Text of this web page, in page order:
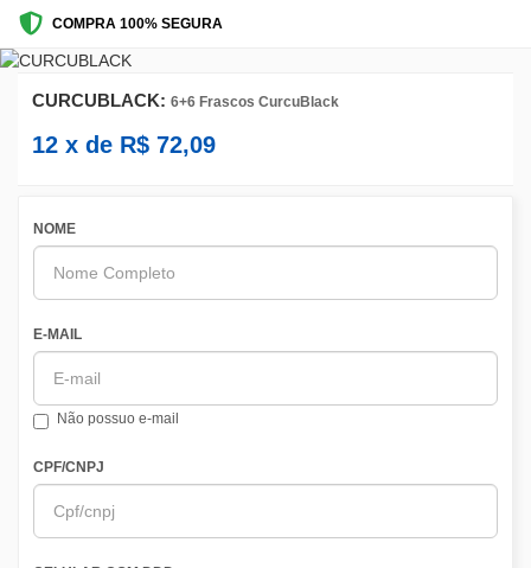
COMPRA 100% SEGURA
CURCUBLACK: 6+6 Frascos CurcuBlack
12 x de R$ 72,09
NOME
E-MAIL
Não possuo e-mail
CPF/CNPJ